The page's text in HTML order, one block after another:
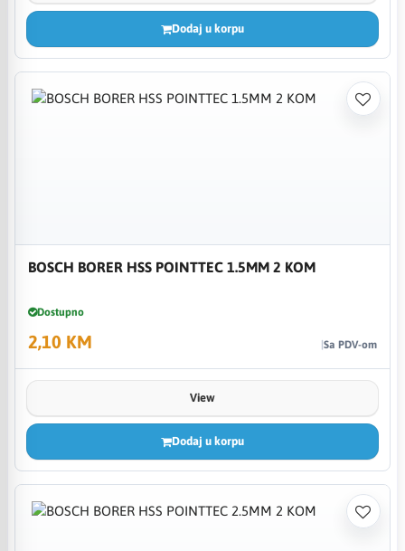
Dodaj u korpu
BOSCH BORER HSS POINTTEC 1.5MM 2 KOM
Dostupno
2,10 KM Sa PDV-om
View
Dodaj u korpu